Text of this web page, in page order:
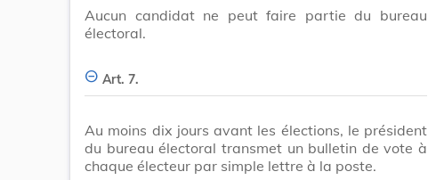
Aucun candidat ne peut faire partie du bureau
électoral.
Art. 7.
Au moins dix jours avant les élections, le président
du bureau électoral transmet un bulletin de vote à
chaque électeur par simple lettre à la poste.